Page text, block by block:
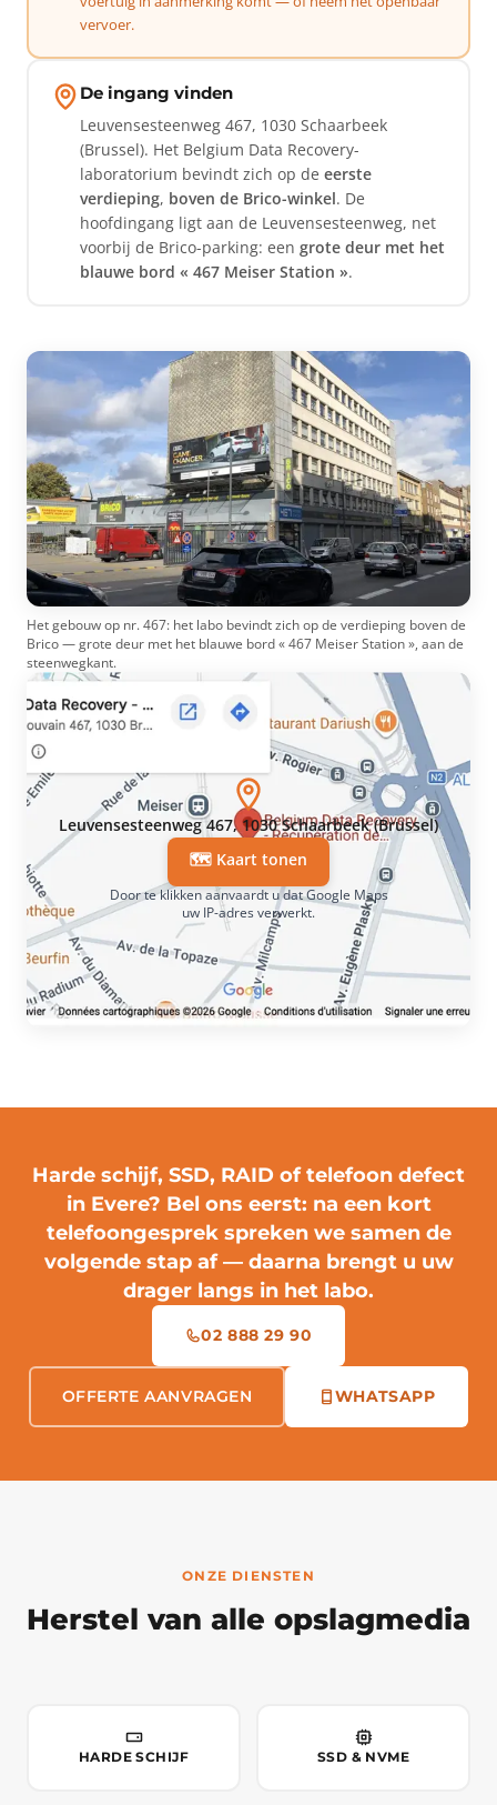
vervoer.
De ingang vinden
Leuvensesteenweg 467, 1030 Schaarbeek
(Brussel). Het Belgium Data Recovery-
laboratorium bevindt zich op de eerste
verdieping, boven de Brico-winkel. De
hoofdingang ligt aan de Leuvensesteenweg, net
voorbij de Brico-parking: een grote deur met het
blauwe bord « 467 Meiser Station ».
Het gebouw op nr. 467: het labo bevindt zich op de verdieping boven de
Brico — grote deur met het blauwe bord « 467 Meiser Station », aan de
steenwegkant.
Leuvensesteenweg 467, 1030 Schaarbeek (Brussel)
🗺️ Kaart tonen
Door te klikken aanvaardt u dat Google Maps
uw IP-adres verwerkt.
Harde schijf, SSD, RAID of telefoon defect
in Evere? Bel ons eerst: na een kort
telefoongesprek spreken we samen de
volgende stap af — daarna brengt u uw
drager langs in het labo.
02 888 29 90
OFFERTE AANVRAGEN WHATSAPP
ONZE DIENSTEN
Herstel van alle opslagmedia
HARDE SCHIJF SSD & NVME